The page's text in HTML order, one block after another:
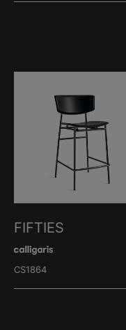
FIFTIES
CS1864